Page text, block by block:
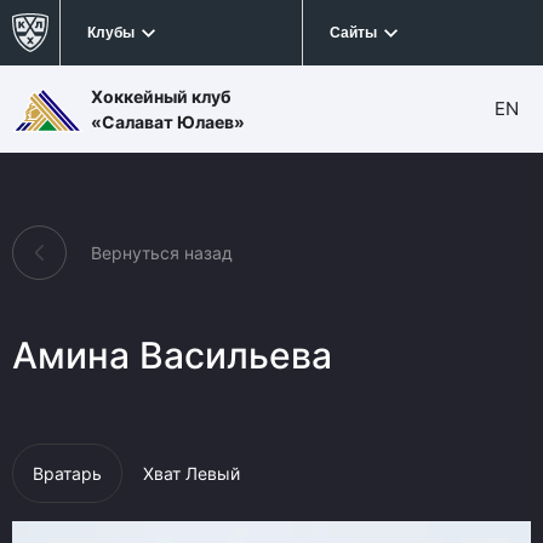
Клубы Сайты
Хоккейный клуб
«Салават Юлаев»
EN
Вернуться назад
Амина Васильева
Вратарь Хват Левый